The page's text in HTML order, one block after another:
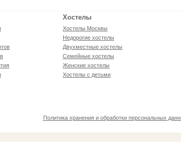
Хостелы
Хостелы Москвы
Недорогие хостелы
Двухместные хостелы
Семейные хостелы
Женские хостелы
Хостелы с детьми
Политика хранения и обработки персональных